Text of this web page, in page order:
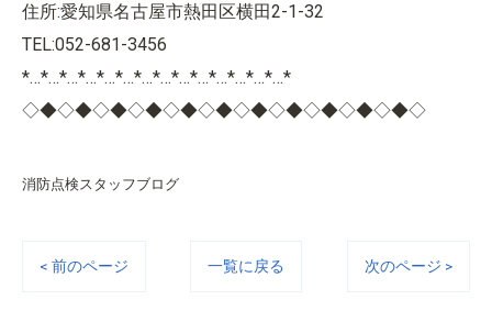
住所:愛知県名古屋市熱田区横田2-1-32
TEL:052-681-3456
*…*…*…*…*…*…*…*…*…*…*…*…*…*…*
◇◆◇◆◇◆◇◆◇◆◇◆◇◆◇◆◇◆◇◆◇◆◇
消防点検スタッフブログ
< 前のページ 一覧に戻る 次のページ >